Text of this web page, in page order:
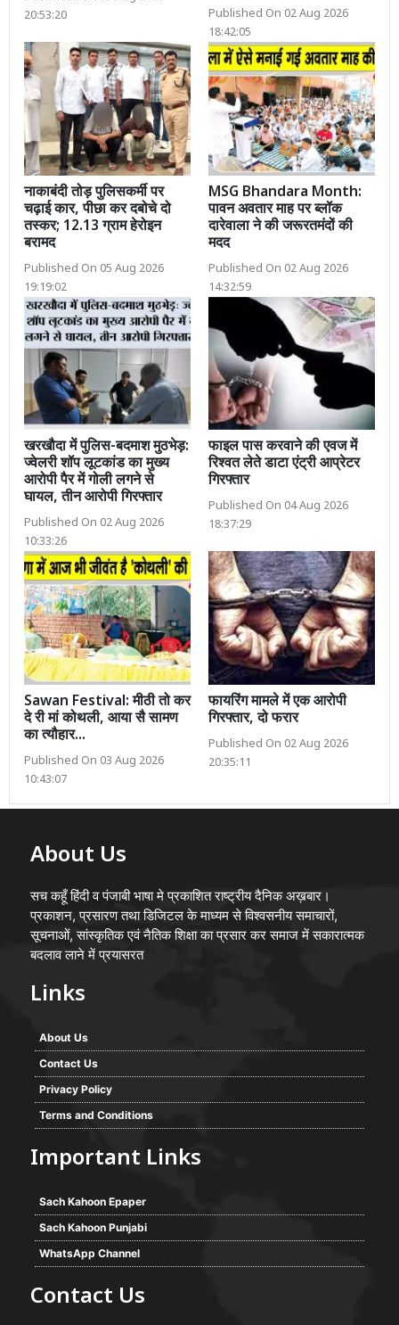
20:53:20
Published On 02 Aug 2026
18:42:05
नाकाबंदी तोड़ पुलिसकर्मी पर
चढ़ाई कार, पीछा कर दबोचे दो
तस्कर; 12.13 ग्राम हेरोइन
बरामद
Published On 05 Aug 2026
19:19:02
MSG Bhandara Month:
पावन अवतार माह पर ब्लॉक
दारेवाला ने की जरूरतमंदों की
मदद
Published On 02 Aug 2026
14:32:59
खरखौदा में पुलिस-बदमाश मुठभेड़:
ज्वेलरी शॉप लूटकांड का मुख्य
आरोपी पैर में गोली लगने से
घायल, तीन आरोपी गिरफ्तार
Published On 02 Aug 2026
10:33:26
फाइल पास करवाने की एवज में
रिश्वत लेते डाटा एंट्री आप्रेटर
गिरफ्तार
Published On 04 Aug 2026
18:37:29
Sawan Festival: मीठी तो कर
दे री मां कोथली, आया सै सामण
का त्यौहार...
Published On 03 Aug 2026
10:43:07
फायरिंग मामले में एक आरोपी
गिरफ्तार, दो फरार
Published On 02 Aug 2026
20:35:11
About Us
सच कहूँ हिंदी व पंजाबी भाषा मे प्रकाशित राष्ट्रीय दैनिक अख़बार।
प्रकाशन, प्रसारण तथा डिजिटल के माध्यम से विश्वसनीय समाचारों,
सूचनाओं, सांस्कृतिक एवं नैतिक शिक्षा का प्रसार कर समाज में सकारात्मक
बदलाव लाने में प्रयासरत
Links
About Us
Contact Us
Privacy Policy
Terms and Conditions
Important Links
Sach Kahoon Epaper
Sach Kahoon Punjabi
WhatsApp Channel
Contact Us